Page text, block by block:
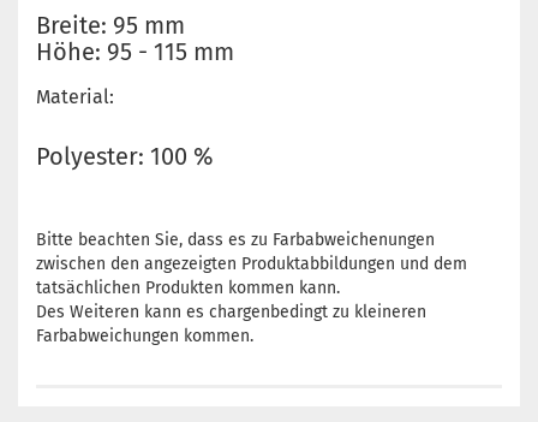
Breite: 95 mm
Höhe: 95 - 115 mm
Material:
Polyester: 100 %
Bitte beachten Sie, dass es zu Farbabweichenungen
zwischen den angezeigten Produktabbildungen und dem
tatsächlichen Produkten kommen kann.
Des Weiteren kann es chargenbedingt zu kleineren
Farbabweichungen kommen.